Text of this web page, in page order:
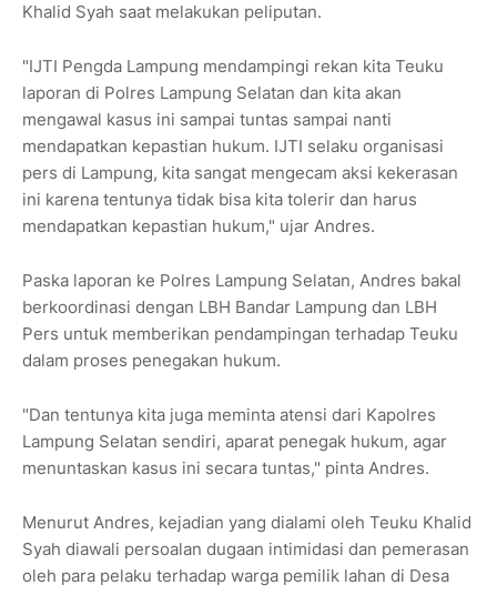
Khalid Syah saat melakukan peliputan.
"IJTI Pengda Lampung mendampingi rekan kita Teuku
laporan di Polres Lampung Selatan dan kita akan
mengawal kasus ini sampai tuntas sampai nanti
mendapatkan kepastian hukum. IJTI selaku organisasi
pers di Lampung, kita sangat mengecam aksi kekerasan
ini karena tentunya tidak bisa kita tolerir dan harus
mendapatkan kepastian hukum," ujar Andres.
Paska laporan ke Polres Lampung Selatan, Andres bakal
berkoordinasi dengan LBH Bandar Lampung dan LBH
Pers untuk memberikan pendampingan terhadap Teuku
dalam proses penegakan hukum.
"Dan tentunya kita juga meminta atensi dari Kapolres
Lampung Selatan sendiri, aparat penegak hukum, agar
menuntaskan kasus ini secara tuntas," pinta Andres.
Menurut Andres, kejadian yang dialami oleh Teuku Khalid
Syah diawali persoalan dugaan intimidasi dan pemerasan
oleh para pelaku terhadap warga pemilik lahan di Desa